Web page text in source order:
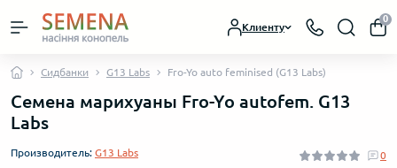
Клиенту
0
Сидбанки G13 Labs Fro-Yo auto feminised (G13 Labs)
Семена марихуаны Fro-Yo autofem. G13
Labs
Производитель: G13 Labs 0